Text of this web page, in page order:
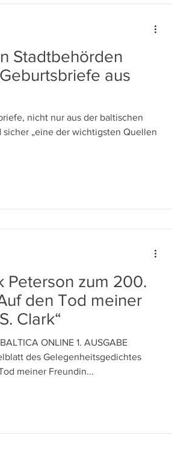
Stadtbehörden
aus
nicht nur aus der baltischen
sicher „eine der wichtigsten Quellen
Peterson zum 200.
den Tod meiner
Clark“
ONLINE 1. AUSGABE
meiner Freundin...